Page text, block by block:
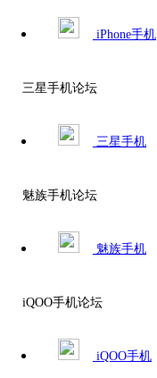
iPhone手机
三星手机论坛
三星手机
魅族手机论坛
魅族手机
iQOO手机论坛
iQOO手机